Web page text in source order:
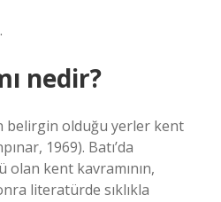
nedir?
belirgin olduğu yerler kent
1969). Batı’da
kent kavramının,
literatürde sıklıkla